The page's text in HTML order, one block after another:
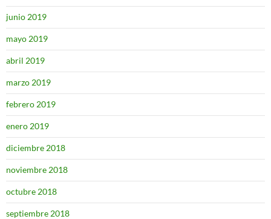
junio 2019
mayo 2019
abril 2019
marzo 2019
febrero 2019
enero 2019
diciembre 2018
noviembre 2018
octubre 2018
septiembre 2018